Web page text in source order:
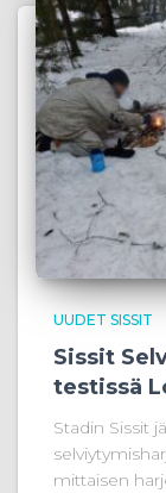
UUDET SISSIT
Sissit
testissä
Stadin Sissit
mittaisen